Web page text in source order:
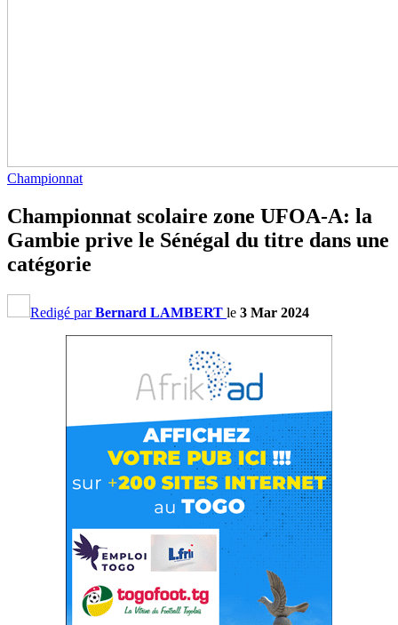
Championnat
Championnat scolaire zone UFOA-A: la
Gambie prive le Sénégal du titre dans une
catégorie
Redigé parBernard LAMBERT le 3 Mar 2024